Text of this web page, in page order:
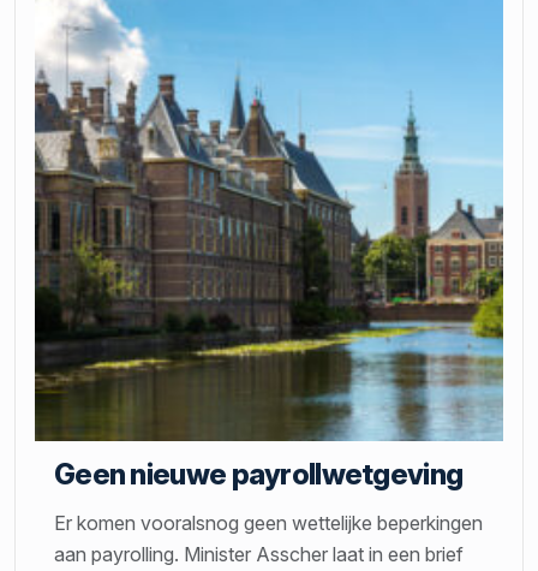
Geen nieuwe payrollwetgeving
Er komen vooralsnog geen wettelijke beperkingen
aan payrolling. Minister Asscher laat in een brief